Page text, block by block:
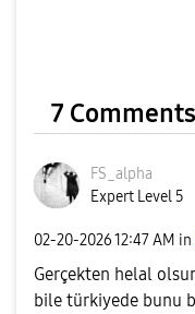
7 Comments
FS_alpha
Expert Level 5
‎02-20-202612:47 AM in
Gerçekten helal
bile türkiyede bunu